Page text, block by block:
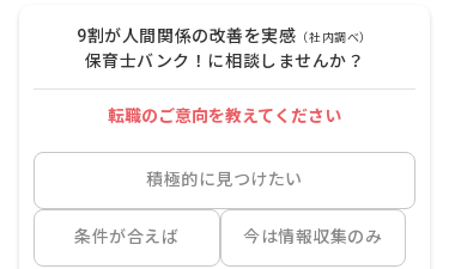
9割が人間関係の改善を実感 （社内調べ）
保育士バンク！に相談しませんか？
転職のご意向を教えてください
積極的に見つけたい
条件が合えば 今は情報収集のみ